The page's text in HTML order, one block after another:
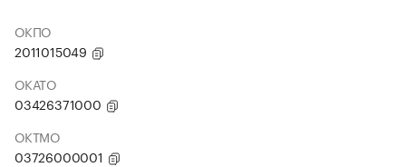
ОКПО
2011015049
ОКАТО
03426371000
ОКТМО
03726000001